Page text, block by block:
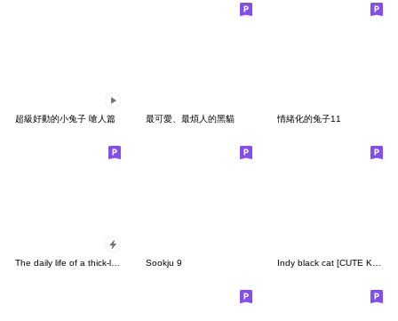
超級好動的小兔子 嗆人篇 最可愛、最煩人的黑貓 情緒化的兔子11
Sookju 9